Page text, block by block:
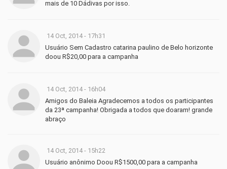
mais de 10 Dádivas por isso.
14 Oct, 2014 - 17h31
Usuário Sem Cadastro catarina paulino de Belo horizonte
doou R$20,00 para a campanha
14 Oct, 2014 - 16h04
Amigos do Baleia Agradecemos a todos os participantes
da 23ª campanha! Obrigada a todos que doaram! grande
abraço
14 Oct, 2014 - 15h22
Usuário anônimo Doou R$1500,00 para a campanha